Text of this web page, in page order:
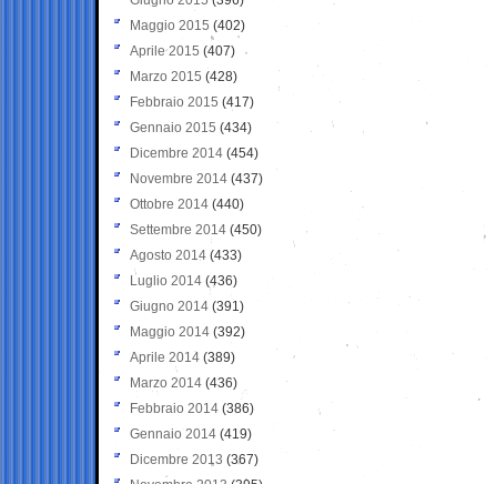
Maggio 2015 (402)
Aprile 2015 (407)
Marzo 2015 (428)
Febbraio 2015 (417)
Gennaio 2015 (434)
Dicembre 2014 (454)
Novembre 2014 (437)
Ottobre 2014 (440)
Settembre 2014 (450)
Agosto 2014 (433)
Luglio 2014 (436)
Giugno 2014 (391)
Maggio 2014 (392)
Aprile 2014 (389)
Marzo 2014 (436)
Febbraio 2014 (386)
Gennaio 2014 (419)
Dicembre 2013 (367)